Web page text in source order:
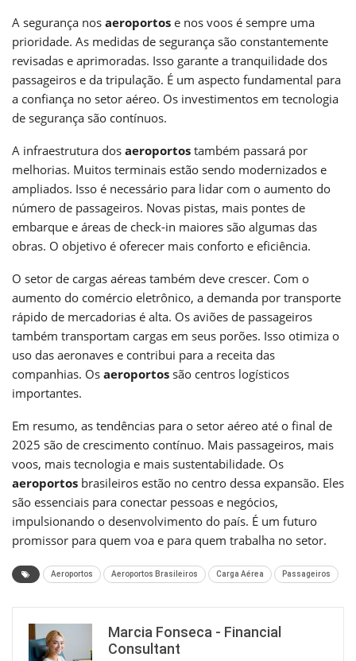
A segurança nos aeroportos e nos voos é sempre uma
prioridade. As medidas de segurança são constantemente
revisadas e aprimoradas. Isso garante a tranquilidade dos
passageiros e da tripulação. É um aspecto fundamental para
a confiança no setor aéreo. Os investimentos em tecnologia
de segurança são contínuos.
A infraestrutura dos aeroportos também passará por
melhorias. Muitos terminais estão sendo modernizados e
ampliados. Isso é necessário para lidar com o aumento do
número de passageiros. Novas pistas, mais pontes de
embarque e áreas de check-in maiores são algumas das
obras. O objetivo é oferecer mais conforto e eficiência.
O setor de cargas aéreas também deve crescer. Com o
aumento do comércio eletrônico, a demanda por transporte
rápido de mercadorias é alta. Os aviões de passageiros
também transportam cargas em seus porões. Isso otimiza o
uso das aeronaves e contribui para a receita das
companhias. Os aeroportos são centros logísticos
importantes.
Em resumo, as tendências para o setor aéreo até o final de
2025 são de crescimento contínuo. Mais passageiros, mais
voos, mais tecnologia e mais sustentabilidade. Os
aeroportos brasileiros estão no centro dessa expansão. Eles
são essenciais para conectar pessoas e negócios,
impulsionando o desenvolvimento do país. É um futuro
promissor para quem voa e para quem trabalha no setor.
Aeroportos Aeroportos Brasileiros Carga Aérea Passageiros
Marcia Fonseca - Financial
Consultant